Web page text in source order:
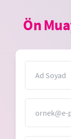
Ön